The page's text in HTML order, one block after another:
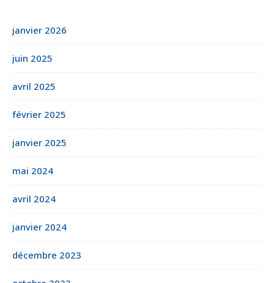
janvier 2026
juin 2025
avril 2025
février 2025
janvier 2025
mai 2024
avril 2024
janvier 2024
décembre 2023